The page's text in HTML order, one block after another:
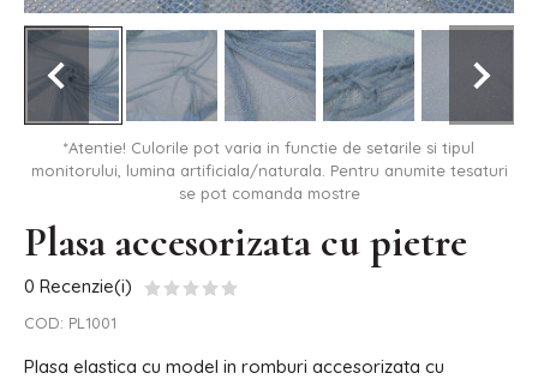
*Atentie! Culorile pot varia in functie de setarile si tipul
monitorului, lumina artificiala/naturala. Pentru anumite tesaturi
se pot comanda mostre
Plasa accesorizata cu pietre
0 Recenzie(i)
COD: PL1001
Plasa elastica cu model in romburi accesorizata cu